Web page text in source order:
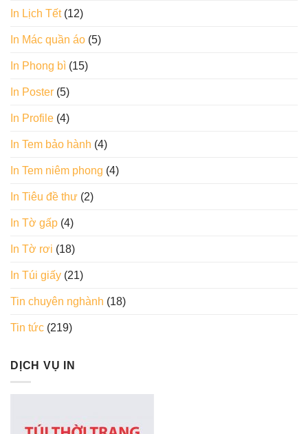
In Lịch Tết(12)
In Mác quần áo (5)
In Phong bì (15)
In Poster (5)
In Profile (4)
In Tem bảo hành (4)
In Tem niêm phong (4)
In Tiêu đề thư (2)
In Tờ gấp (4)
In Tờ rơi (18)
In Túi giấy (21)
Tin chuyên nghành (18)
Tin tức (219)
DỊCH VỤ IN